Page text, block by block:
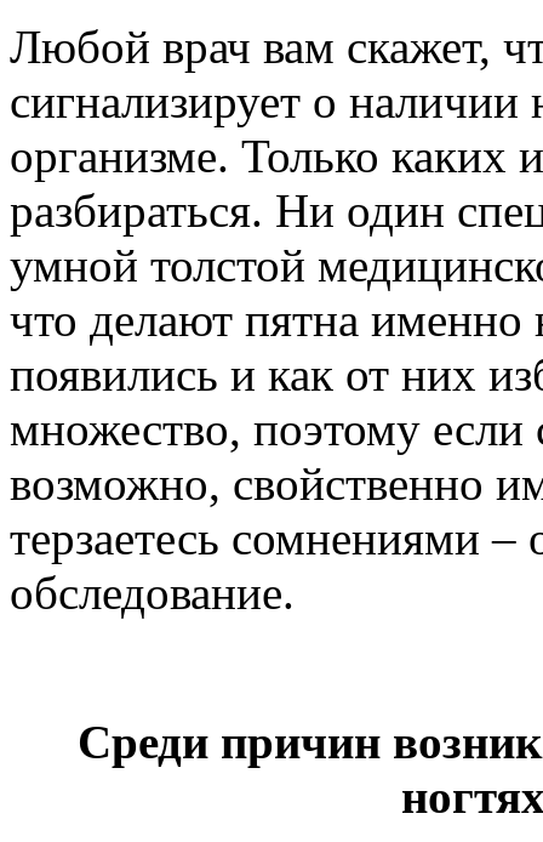
Любой врач вам скажет,
сигнализирует о
организме. Только каких
разбираться. Ни один
умной толстой
что делают пятна
появились и как от них
множество, поэтому если
возможно, свойственно
терзаетесь сомнениями –
обследование.
Среди причин